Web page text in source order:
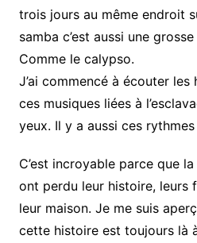
trois jours au même endroit
samba c’est aussi une
Comme le calypso.
J’ai commencé à écouter
ces musiques liées à
yeux. Il y a aussi ces
C’est incroyable parce que
ont perdu leur histoire, leurs
leur maison. Je me suis
cette histoire est toujours là